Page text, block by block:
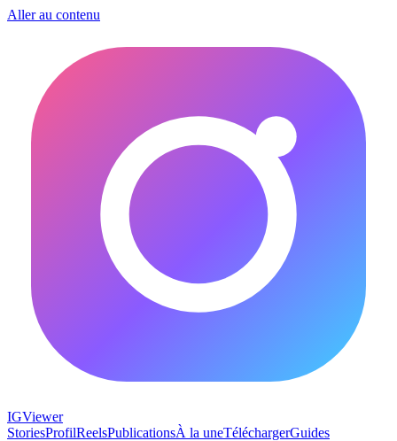
Aller au contenu
IGViewer
StoriesProfilReelsPublicationsÀ la uneTéléchargerGuides